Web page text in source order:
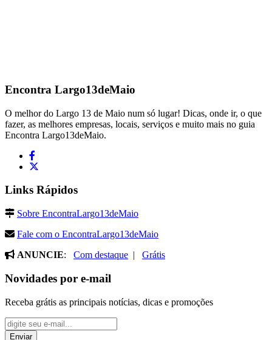
Encontra Largo13deMaio
O melhor do Largo 13 de Maio num só lugar! Dicas, onde ir, o que
fazer, as melhores empresas, locais, serviços e muito mais no guia
Encontra Largo13deMaio.
Links Rápidos
Sobre EncontraLargo13deMaio
Fale com o EncontraLargo13deMaio
ANUNCIE: Com destaque | Grátis
Novidades por e-mail
Receba grátis as principais notícias, dicas e promoções